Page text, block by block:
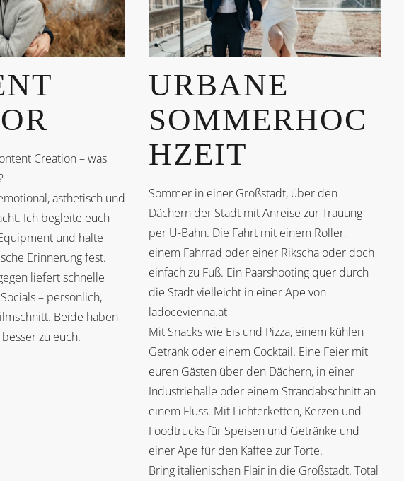
Creation – was
ästhetisch und
Ich begleite euch
und halte
Erinnerung fest.
liefert schnelle
– persönlich,
Beide haben
zu euch.
URBANE
SOMMERHOC
HZEIT
Sommer in einer Großstadt, über den
Dächern der Stadt mit Anreise zur Trauung
per U-Bahn. Die Fahrt mit einem Roller,
einem Fahrrad oder einer Rikscha oder doch
einfach zu Fuß. Ein Paarshooting quer durch
die Stadt vielleicht in einer Ape von
ladocevienna.at
Mit Snacks wie Eis und Pizza, einem kühlen
Getränk oder einem Cocktail. Eine Feier mit
euren Gästen über den Dächern, in einer
Industriehalle oder einem Strandabschnitt an
einem Fluss. Mit Lichterketten, Kerzen und
Foodtrucks für Speisen und Getränke und
einer Ape für den Kaffee zur Torte.
Bring italienischen Flair in die Großstadt. Total